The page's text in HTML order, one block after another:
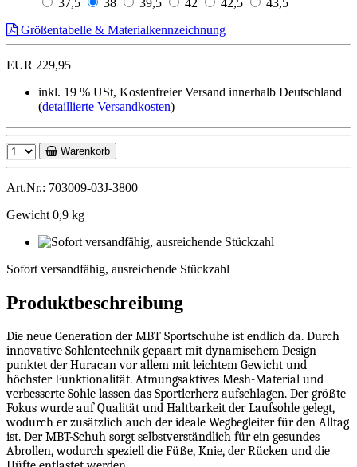
Größentabelle & Materialkennzeichnung
EUR 229,95
inkl. 19 % USt, Kostenfreier Versand innerhalb Deutschland
(detaillierte Versandkosten)
Warenkorb
Art.Nr.: 703009-03J-3800
Gewicht 0,9 kg
Sofort versandfähig, ausreichende Stückzahl
Produktbeschreibung
Die neue Generation der MBT Sportschuhe ist endlich da. Durch
innovative Sohlentechnik gepaart mit dynamischem Design
punktet der Huracan vor allem mit leichtem Gewicht und
höchster Funktionalität. Atmungsaktives Mesh-Material und
verbesserte Sohle lassen das Sportlerherz aufschlagen. Der größte
Fokus wurde auf Qualität und Haltbarkeit der Laufsohle gelegt,
wodurch er zusätzlich auch der ideale Wegbegleiter für den Alltag
ist. Der MBT-Schuh sorgt selbstverständlich für ein gesundes
Abrollen, wodurch speziell die Füße, Knie, der Rücken und die